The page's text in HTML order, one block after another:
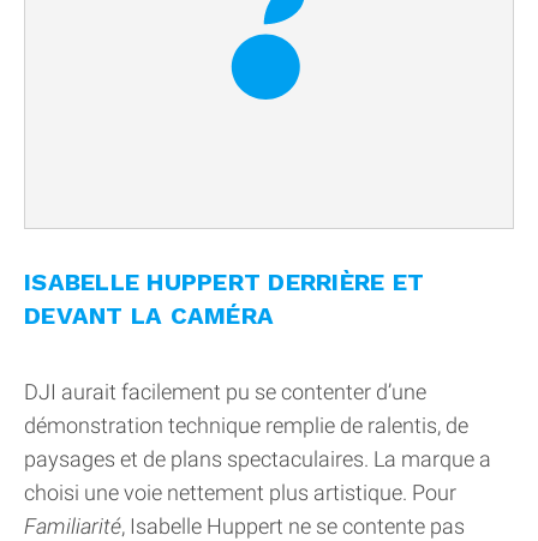
ISABELLE HUPPERT DERRIÈRE ET
DEVANT LA CAMÉRA
DJI aurait facilement pu se contenter d’une
démonstration technique remplie de ralentis, de
paysages et de plans spectaculaires. La marque a
choisi une voie nettement plus artistique. Pour
Familiarité, Isabelle Huppert ne se contente pas